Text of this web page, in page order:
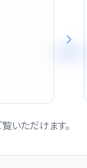
いただけます。